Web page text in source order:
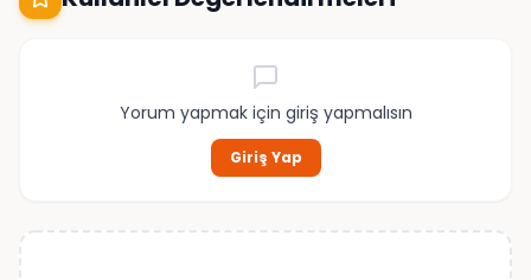
Yorum yapmak için giriş yapmalısın
Giriş Yap